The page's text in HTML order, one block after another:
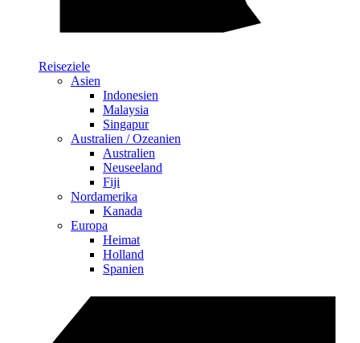
Reiseziele
Asien
Indonesien
Malaysia
Singapur
Australien / Ozeanien
Australien
Neuseeland
Fiji
Nordamerika
Kanada
Europa
Heimat
Holland
Spanien